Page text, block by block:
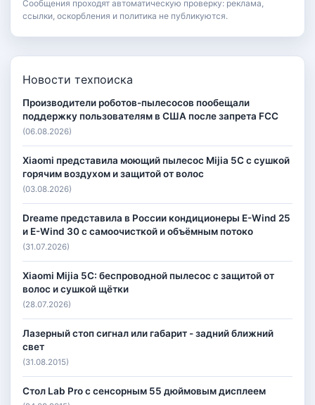
Сообщения проходят автоматическую проверку: реклама,
ссылки, оскорбления и политика не публикуются.
Новости техпоиска
Производители роботов-пылесосов пообещали
поддержку пользователям в США после запрета FCC
(06.08.2026)
Xiaomi представила моющий пылесос Mijia 5C с сушкой
горячим воздухом и защитой от волос
(03.08.2026)
Dreame представила в России кондиционеры E-Wind 25
и E-Wind 30 с самоочисткой и объёмным потоко
(31.07.2026)
Xiaomi Mijia 5C: беспроводной пылесос с защитой от
волос и сушкой щётки
(28.07.2026)
Лазерный стоп сигнал или габарит - задний ближний
свет
(31.08.2015)
Стол Lab Pro с сенсорным 55 дюймовым дисплеем